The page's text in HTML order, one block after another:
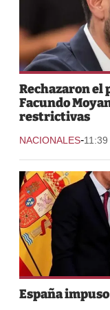
Rechazaron el
Facundo
restrictivas
NACIONALES-11:39
España